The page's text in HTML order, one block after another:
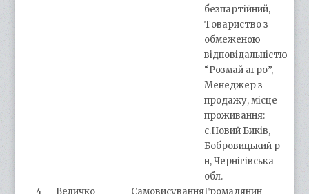
безпартійний,
Товариство з
обмеженою
відповідальністю
“Розмай агро”,
Менеджер з
продажу, місце
проживання:
с.Новий Биків,
Бобровицький р-
н, Чернігівська
обл.
4
Величко
СамовисуванняГромадянин